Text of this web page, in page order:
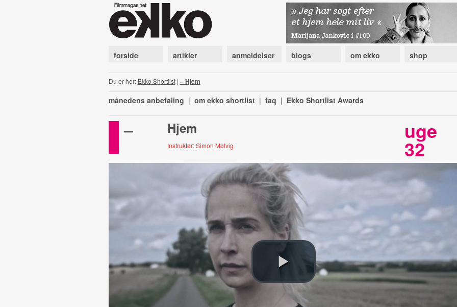
forside artikler anmeldelser blogs om ekko shop
Du er her: Ekko Shortlist| – Hjem
månedens anbefaling | om ekko shortlist | faq | Ekko Shortlist Awards
– Hjem
Instruktør: Simon Mølvig
uge
32